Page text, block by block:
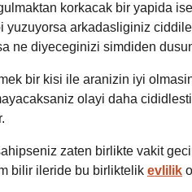
korkacak bir yapida
yuzuyorsa arkadasliginiz
ne diyeceginizi simdiden
bir kisi ile aranizin iyi
olayi daha
zaten birlikte vakit
bilir ileride bu birliktelik evlilik